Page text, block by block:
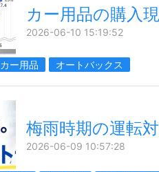
カー用品の購入
2026-06-10 15:19:52
カー用品 オートバックス
梅雨時期の運転
2026-06-09 10:57:28